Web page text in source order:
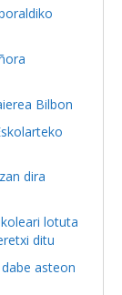
Bilbon
dira
lotuta
ditu
dabe asteon